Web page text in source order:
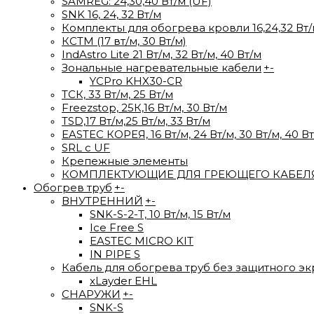
SNK 16, 24, 32 Вт/м
Комплекты для обогрева кровли 16,24,32
КСТМ (17 вт/м, 30 Вт/м)
IndAstro Lite 21 Вт/м, 32 Вт/м, 40 Вт/м
Зональные нагревательные кабели +-
YCPro KHX30-CR
ТСК, 33 Вт/м, 25 Вт/м
Freezstop, 25К,16 Вт/м, 30 Вт/м
TSD,17 Вт/м,25 Вт/м, 33 Вт/м
EASTEC КОРЕЯ, 16 Вт/м, 24 Вт/м, 30 Вт/м, 40
SRL с UF
Крепежные элементы
КОМПЛЕКТУЮЩИЕ ДЛЯ ГРЕЮЩЕГО
Обогрев труб +-
ВНУТРЕННИЙ +-
SNK-S-2-T, 10 Вт/м, 15 Вт/м
Ice Free S
EASTEC MICRO KIT
IN PIPE S
Кабель для обогрева труб без защитного
xLayder EHL
СНАРУЖИ +-
SNK-S